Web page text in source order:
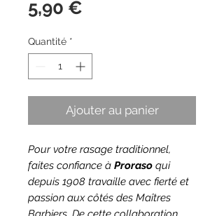
5,90 €
Quantité *
Ajouter au panier
Pour votre rasage traditionnel,
faites confiance à Proraso qui
depuis 1908 travaille avec fierté et
passion aux côtés des Maîtres